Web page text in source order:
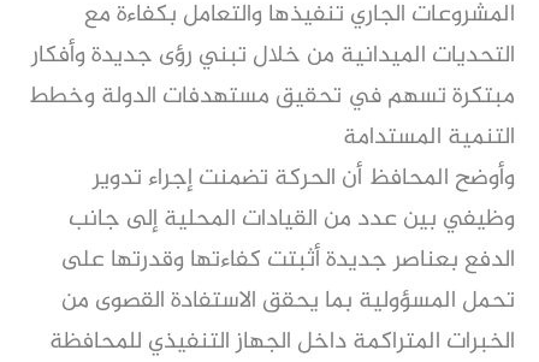
المشروعات الجاري تنفيذها والتعامل بكفاءة مع
التحديات الميدانية من خلال تبني رؤى جديدة وأفكار
مبتكرة تسهم في تحقيق مستهدفات الدولة وخطط
التنمية المستدامة
وأوضح المحافظ أن الحركة تضمنت إجراء تدوير
وظيفي بين عدد من القيادات المحلية إلى جانب
الدفع بعناصر جديدة أثبتت كفاءتها وقدرتها على
تحمل المسؤولية بما يحقق الاستفادة القصوى من
الخبرات المتراكمة داخل الجهاز التنفيذي للمحافظة